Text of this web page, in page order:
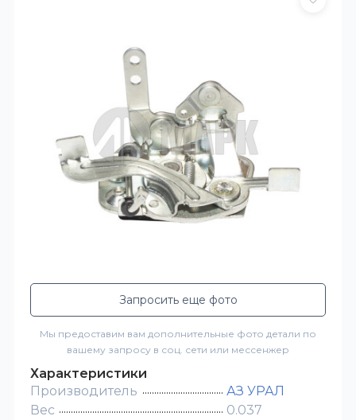
Запросить еще фото
Мы предоставим вам дополнительные фото детали по
вашему запросу в соц. сети или мессенжер
Характеристики
Производитель
АЗ УРАЛ
Вес
0.037